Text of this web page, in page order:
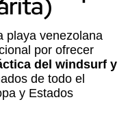
playa venezolana
por ofrecer
del windsurf y
de todo el
y Estados